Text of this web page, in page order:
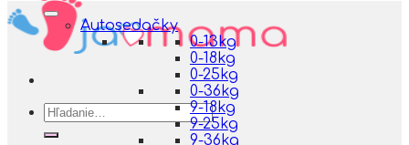
Hľadať:
Autosedačky
0-13kg
0-18kg
0-25kg
0-36kg
9-18kg
9-25kg
9-36kg